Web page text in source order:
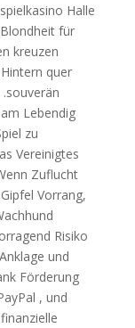
Halle
für
kreuzen
quer
Lebendig
zu
Vereinigtes
Zuflucht
Vorrang,
Risiko
und
Förderung
, und